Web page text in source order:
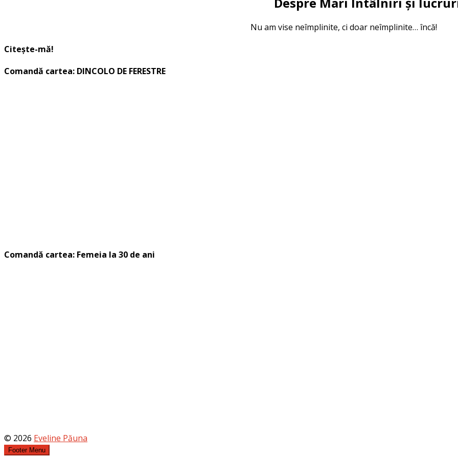
Nu am vise neîmplinite, ci doar neîmplinite… încă!
Citește-mă!
Comandă cartea: DINCOLO DE FERESTRE
Comandă cartea: Femeia la 30 de ani
© 2026 Eveline Păuna
Footer Menu